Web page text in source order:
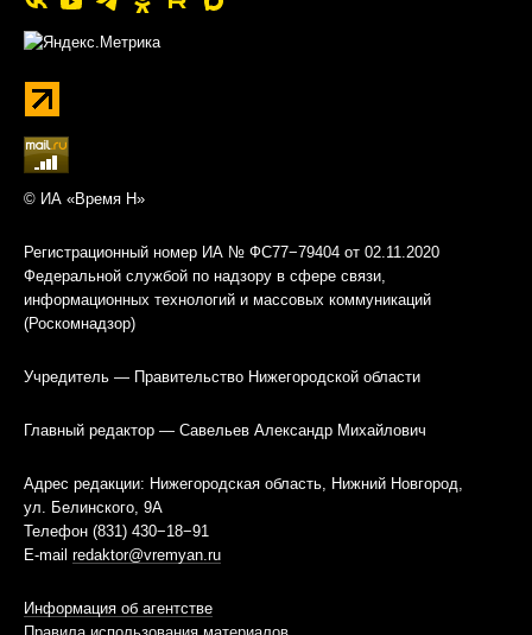
© ИА «Время Н»
Регистрационный номер ИА № ФС77−79404 от 02.11.2020
Федеральной службой по надзору в сфере связи,
информационных технологий и массовых коммуникаций
(Роскомнадзор)
Учредитель — Правительство Нижегородской области
Главный редактор — Савельев Александр Михайлович
Адрес редакции: Нижегородская область, Нижний Новгород,
ул. Белинского, 9А
Телефон (831) 430−18−91
E-mail redaktor@vremyan.ru
Информация об агентстве